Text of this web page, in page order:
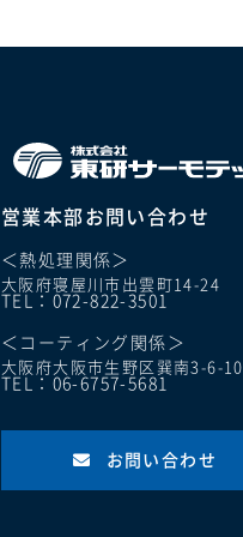
営業本部お問い合わせ
＜熱処理関係＞
大阪府寝屋川市出雲町14-24
TEL：072-822-3501
＜コーティング関係＞
大阪府大阪市生野区巽南3-6-10
TEL：06-6757-5681
お問い合わせ